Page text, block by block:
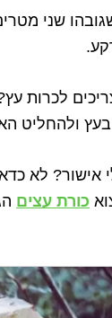
לכרות
בעץ
לא
כורת עצים